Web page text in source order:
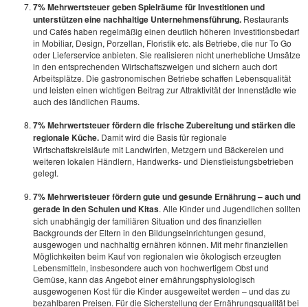
7% Mehrwertsteuer geben Spielräume für Investitionen und
unterstützen eine nachhaltige Unternehmensführung.Restaurants
und Cafés haben regelmäßig einen deutlich höheren Investitionsbedarf
in Mobiliar, Design, Porzellan, Floristik etc. als Betriebe, die nur To Go
oder Lieferservice anbieten. Sie realisieren nicht unerhebliche Umsätze
in den entsprechenden Wirtschaftszweigen und sichern auch dort
Arbeitsplätze. Die gastronomischen Betriebe schaffen Lebensqualität
und leisten einen wichtigen Beitrag zur Attraktivität der Innenstädte wie
auch des ländlichen Raums.
7% Mehrwertsteuer fördern die frische Zubereitung und stärken die
regionale Küche.Damit wird die Basis für regionale
Wirtschaftskreisläufe mit Landwirten, Metzgern und Bäckereien und
weiteren lokalen Händlern, Handwerks- und Dienstleistungsbetrieben
gelegt.
7% Mehrwertsteuer fördern gute und gesunde Ernährung – auch und
gerade in den Schulen und Kitas. Alle Kinder und Jugendlichen sollten
sich unabhängig der familiären Situation und des finanziellen
Backgrounds der Eltern in den Bildungseinrichtungen gesund,
ausgewogen und nachhaltig ernähren können. Mit mehr finanziellen
Möglichkeiten beim Kauf von regionalen wie ökologisch erzeugten
Lebensmitteln, insbesondere auch von hochwertigem Obst und
Gemüse, kann das Angebot einer ernährungsphysiologisch
ausgewogenen Kost für die Kinder ausgeweitet werden – und das zu
bezahlbaren Preisen. Für die Sicherstellung der Ernährungsqualität bei